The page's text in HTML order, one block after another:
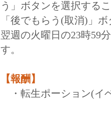
う」ボタンを選択する
「後でもらう(取消)」
翌週の火曜日の23時59
す。
【報酬】
・転生ポーション(イ